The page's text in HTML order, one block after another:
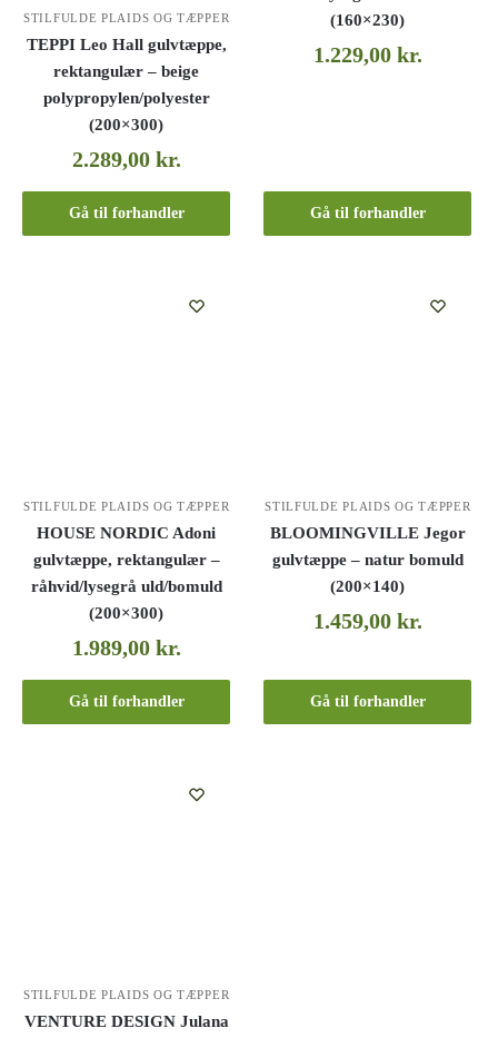
STILFULDE PLAIDS OG TÆPPER
TEPPI Leo Hall gulvtæppe,
rektangulær – beige
polypropylen/polyester
(200×300)
2.289,00 kr.
Gå til forhandler
(160×230)
1.229,00 kr.
Gå til forhandler
STILFULDE PLAIDS OG TÆPPER
HOUSE NORDIC Adoni
gulvtæppe, rektangulær –
råhvid/lysegrå uld/bomuld
(200×300)
1.989,00 kr.
Gå til forhandler
STILFULDE PLAIDS OG TÆPPER
BLOOMINGVILLE Jegor
gulvtæppe – natur bomuld
(200×140)
1.459,00 kr.
Gå til forhandler
STILFULDE PLAIDS OG TÆPPER
VENTURE DESIGN Julana